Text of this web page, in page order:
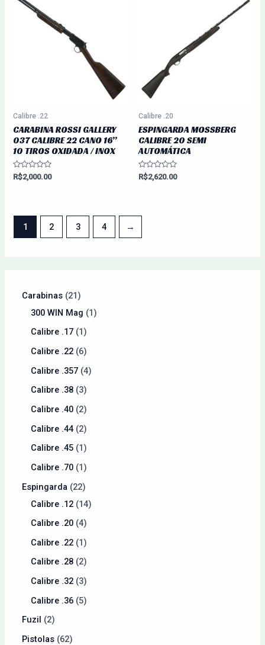
Carabinas 21
300 WIN Mag
1
Calibre .17 1
Calibre .22 6
Calibre .357 4
Calibre .38 3
Calibre .40 2
Calibre .44 2
Calibre .45 1
Calibre .70 1
Espingarda
22
Calibre .12 14
Calibre .20 4
Calibre .22 1
Calibre .28 2
Calibre .32 3
Calibre .36 5
Fuzil
2
Pistolas 62
Calibre .22
CARABINA ROSSI GALLERY
037 CALIBRE 22 CANO 16”
10 TIROS OXIDADA / INOX
Avaliação
0
R$2,000.00
Calibre .20
ESPINGARDA MOSSBERG
CALIBRE 20 SEMI
AUTOMÁTICA
Avaliação
0
R$2,620.00
1 2 3 4 →